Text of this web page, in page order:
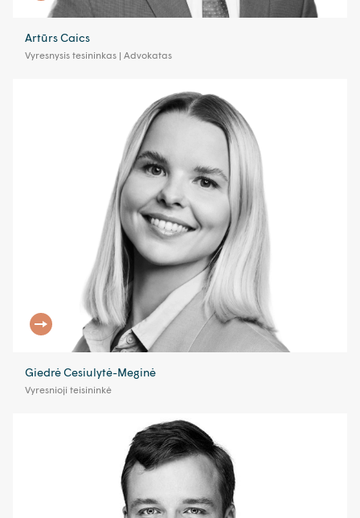
Artūrs Caics
Vyresnysis tesininkas | Advokatas
Giedrė Cesiulytė-Meginė
Vyresnioji teisininkė